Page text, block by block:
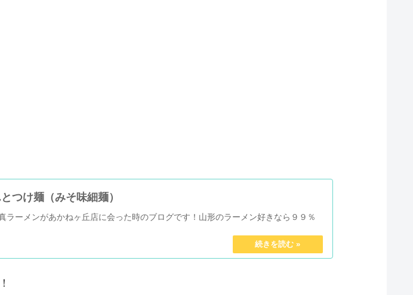
つけ麺（みそ味細麺）
ラーメンがあかねヶ丘店に会った時のブログです！山形のラーメン好きなら９９％